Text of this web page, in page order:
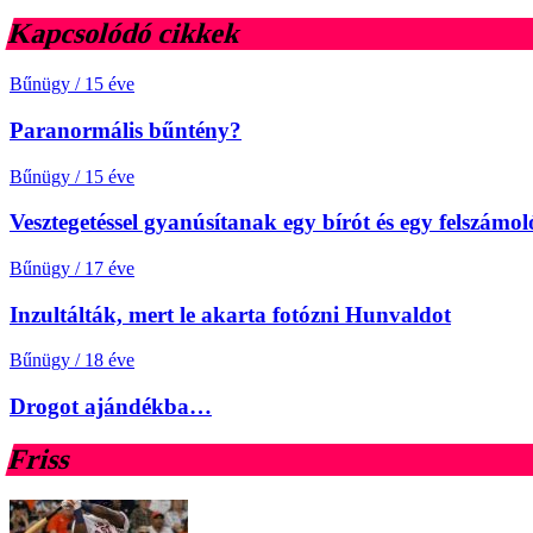
Kapcsolódó cikkek
Bűnügy / 15 éve
Paranormális bűntény?
Bűnügy / 15 éve
Vesztegetéssel gyanúsítanak egy bírót és egy
Bűnügy / 17 éve
Inzultálták, mert le akarta fotózni Hunvaldot
Bűnügy / 18 éve
Drogot ajándékba…
Friss